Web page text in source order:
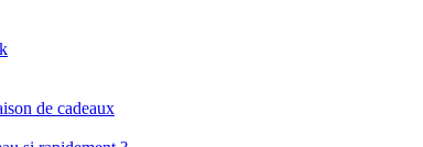
de cadeaux